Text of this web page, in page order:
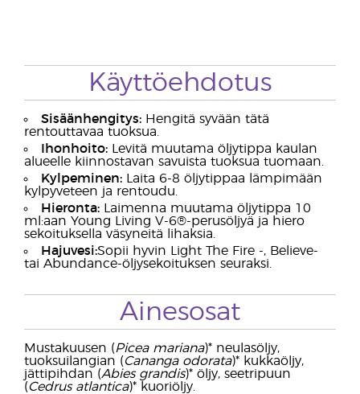
Käyttöehdotus
Sisäänhengitys: Hengitä syvään tätä
rentouttavaa tuoksua.
Ihonhoito: Levitä muutama öljytippa kaulan
alueelle kiinnostavan savuista tuoksua tuomaan.
Kylpeminen: Laita 6-8 öljytippaa lämpimään
kylpyveteen ja rentoudu.
Hieronta: Laimenna muutama öljytippa 10
ml:aan Young Living V-6®-perusöljyä ja hiero
sekoituksella väsyneitä lihaksia.
Hajuvesi:Sopii hyvin Light The Fire -, Believe-
tai Abundance-öljysekoituksen seuraksi.
Ainesosat
Mustakuusen (Picea mariana)* neulasöljy,
tuoksuilangian (Cananga odorata)* kukkaöljy,
jättipihdan (Abies grandis)* öljy, seetripuun
(Cedrus atlantica)* kuoriöljy.